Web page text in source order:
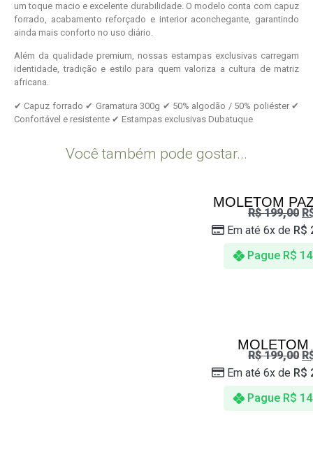
um toque macio e excelente durabilidade. O modelo conta com capuz
forrado, acabamento reforçado e interior aconchegante, garantindo
ainda mais conforto no uso diário.
Além da qualidade premium, nossas estampas exclusivas carregam
identidade, tradição e estilo para quem valoriza a cultura de matriz
africana.
✔ Capuz forrado ✔ Gramatura 300g ✔ 50% algodão / 50% poliéster ✔
Confortável e resistente ✔ Estampas exclusivas Dubatuque
Você também pode gostar...
MOLETOM
R$199,00
Pague R$
Em até 6x de R$
MOLETOM
R$199,00
Pague R$
Em até 6x de R$